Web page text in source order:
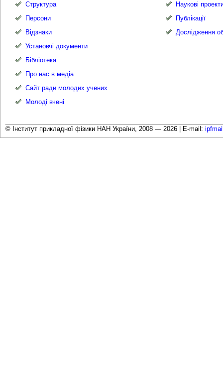
Структура
Персони
Відзнаки
Установчі документи
Бібліотека
Про нас в медіа
Сайт ради молодих учених
Молоді вчені
Наукові
Публікації
Дослідження
© Інститут прикладної фізики НАН України, 2008 — 2026 | E-mail: